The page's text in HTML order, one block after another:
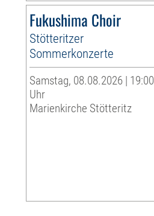
Fukushima Choir
Stötteritzer
Sommerkonzerte
Samstag, 08.08.2026 | 19:00
Uhr
Marienkirche Stötteritz